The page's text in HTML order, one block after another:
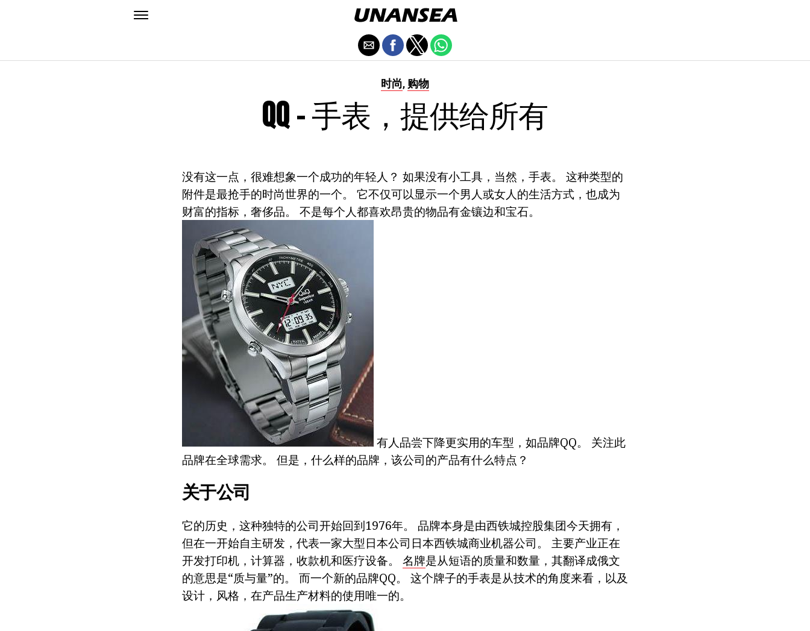
时尚, 购物
QQ - 手表，提供给所有
没有这一点，很难想象一个成功的年轻人？ 如果没有小工具，当然，手表。 这种类型的
附件是最抢手的时尚世界的一个。 它不仅可以显示一个男人或女人的生活方式，也成为
财富的指标，奢侈品。 不是每个人都喜欢昂贵的物品有金镶边和宝石。
有人品尝下降更实用的车型，如品牌QQ。 关注此
品牌在全球需求。 但是，什么样的品牌，该公司的产品有什么特点？
关于公司
它的历史，这种独特的公司开始回到1976年。 品牌本身是由西铁城控股集团今天拥有，
但在一开始自主研发，代表一家大型日本公司日本西铁城商业机器公司。 主要产业正在
开发打印机，计算器，收款机和医疗设备。 名牌是从短语的质量和数量，其翻译成俄文
的意思是“质与量”的。 而一个新的品牌QQ。 这个牌子的手表是从技术的角度来看，以及
设计，风格，在产品生产材料的使用唯一的。